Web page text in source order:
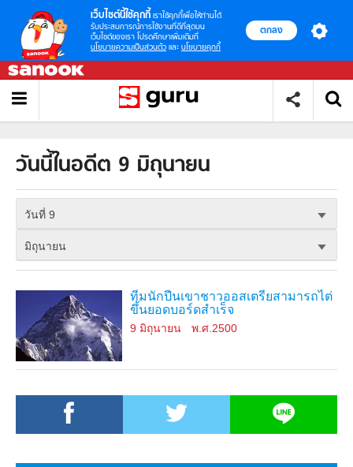
เว็บไซต์นี้ใช้คุกกี้ เราใช้คุกกี้เพื่อให้ท่านได้
รับประสบการณ์การใช้งานที่ดีที่สุดบน
เว็บไซต์ของเรา โปรดศึกษาเพิ่มเติมที่
นโยบายความเป็นส่วนตัว และ นโยบายคุกกี้
ตกลง
วันนี้ในอดีต 9 มิถุนายน
วันที่ 9
มิถุนายน
ทีมนักปีนเขาชาวออสเตรียสามารถไต่
ขึ้นยอดบอร์ดสำเร็จ
9 มิถุนายน พ.ศ.2500